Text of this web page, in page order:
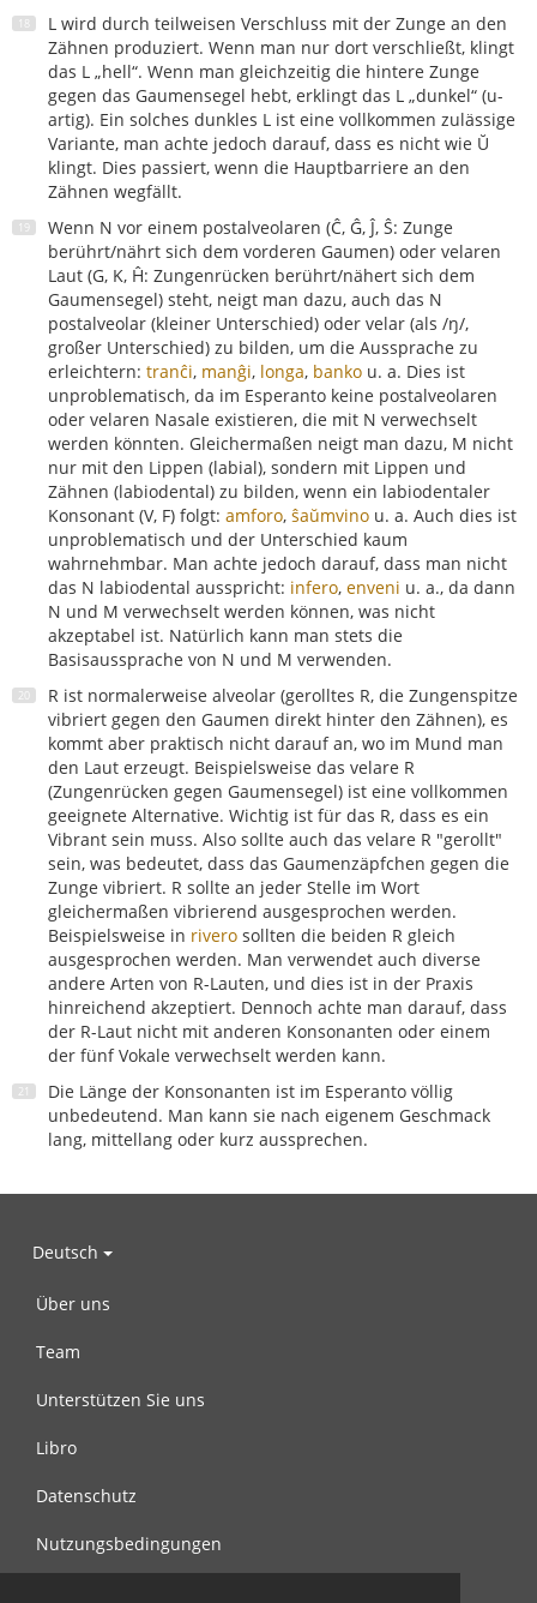
L wird durch teilweisen Verschluss mit der Zunge an den
Zähnen produziert. Wenn man nur dort verschließt, klingt
das L „hell“. Wenn man gleichzeitig die hintere Zunge
gegen das Gaumensegel hebt, erklingt das L „dunkel“ (u-
artig). Ein solches dunkles L ist eine vollkommen zulässige
Variante, man achte jedoch darauf, dass es nicht wie Ŭ
klingt. Dies passiert, wenn die Hauptbarriere an den
Zähnen wegfällt.
Wenn N vor einem postalveolaren (Ĉ, Ĝ, Ĵ, Ŝ: Zunge
berührt/nährt sich dem vorderen Gaumen) oder velaren
Laut (G, K, Ĥ: Zungenrücken berührt/nähert sich dem
Gaumensegel) steht, neigt man dazu, auch das N
postalveolar (kleiner Unterschied) oder velar (als /ŋ/,
großer Unterschied) zu bilden, um die Aussprache zu
erleichtern: tranĉi, manĝi, longa, banko u. a. Dies ist
unproblematisch, da im Esperanto keine postalveolaren
oder velaren Nasale existieren, die mit N verwechselt
werden könnten. Gleichermaßen neigt man dazu, M nicht
nur mit den Lippen (labial), sondern mit Lippen und
Zähnen (labiodental) zu bilden, wenn ein labiodentaler
Konsonant (V, F) folgt: amforo, ŝaŭmvino u. a. Auch dies ist
unproblematisch und der Unterschied kaum
wahrnehmbar. Man achte jedoch darauf, dass man nicht
das N labiodental ausspricht: infero, enveni u. a., da dann
N und M verwechselt werden können, was nicht
akzeptabel ist. Natürlich kann man stets die
Basisaussprache von N und M verwenden.
R ist normalerweise alveolar (gerolltes R, die Zungenspitze
vibriert gegen den Gaumen direkt hinter den Zähnen), es
kommt aber praktisch nicht darauf an, wo im Mund man
den Laut erzeugt. Beispielsweise das velare R
(Zungenrücken gegen Gaumensegel) ist eine vollkommen
geeignete Alternative. Wichtig ist für das R, dass es ein
Vibrant sein muss. Also sollte auch das velare R "gerollt"
sein, was bedeutet, dass das Gaumenzäpfchen gegen die
Zunge vibriert. R sollte an jeder Stelle im Wort
gleichermaßen vibrierend ausgesprochen werden.
Beispielsweise in rivero sollten die beiden R gleich
ausgesprochen werden. Man verwendet auch diverse
andere Arten von R-Lauten, und dies ist in der Praxis
hinreichend akzeptiert. Dennoch achte man darauf, dass
der R-Laut nicht mit anderen Konsonanten oder einem
der fünf Vokale verwechselt werden kann.
Die Länge der Konsonanten ist im Esperanto völlig
unbedeutend. Man kann sie nach eigenem Geschmack
lang, mittellang oder kurz aussprechen.
Deutsch
Über uns
Team
Unterstützen Sie uns
Libro
Datenschutz
Nutzungsbedingungen